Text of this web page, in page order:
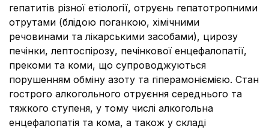
гепатитів різної етіології, отруєнь гепатотропними
отрутами (блідою поганкою, хімічними
речовинами та лікарськими засобами), цирозу
печінки, лептоспірозу, печінкової енцефалопатії,
прекоми та коми, що супроводжуються
порушенням обміну азоту та гіперамоніємією. Стан
гострого алкогольного отруєння середнього та
тяжкого ступеня, у тому числі алкогольна
енцефалопатія та кома, а також у складі